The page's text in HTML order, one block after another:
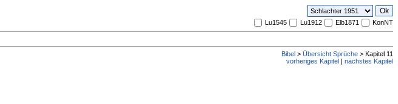
Lu1545 Lu1912 Elb1871 KonNT
Bibel > Übersicht Sprüche > Kapitel 11
vorheriges Kapitel | nächstes Kapitel